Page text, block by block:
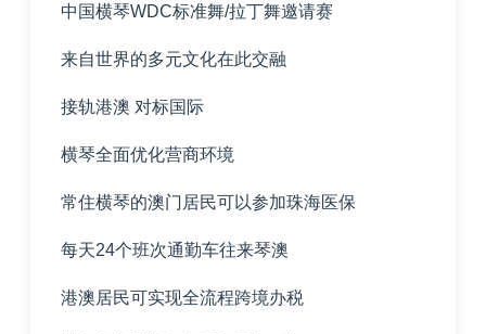
中国横琴WDC标准舞/拉丁舞邀请赛
来自世界的多元文化在此交融
接轨港澳 对标国际
横琴全面优化营商环境
常住横琴的澳门居民可以参加珠海医保
每天24个班次通勤车往来琴澳
港澳居民可实现全流程跨境办税